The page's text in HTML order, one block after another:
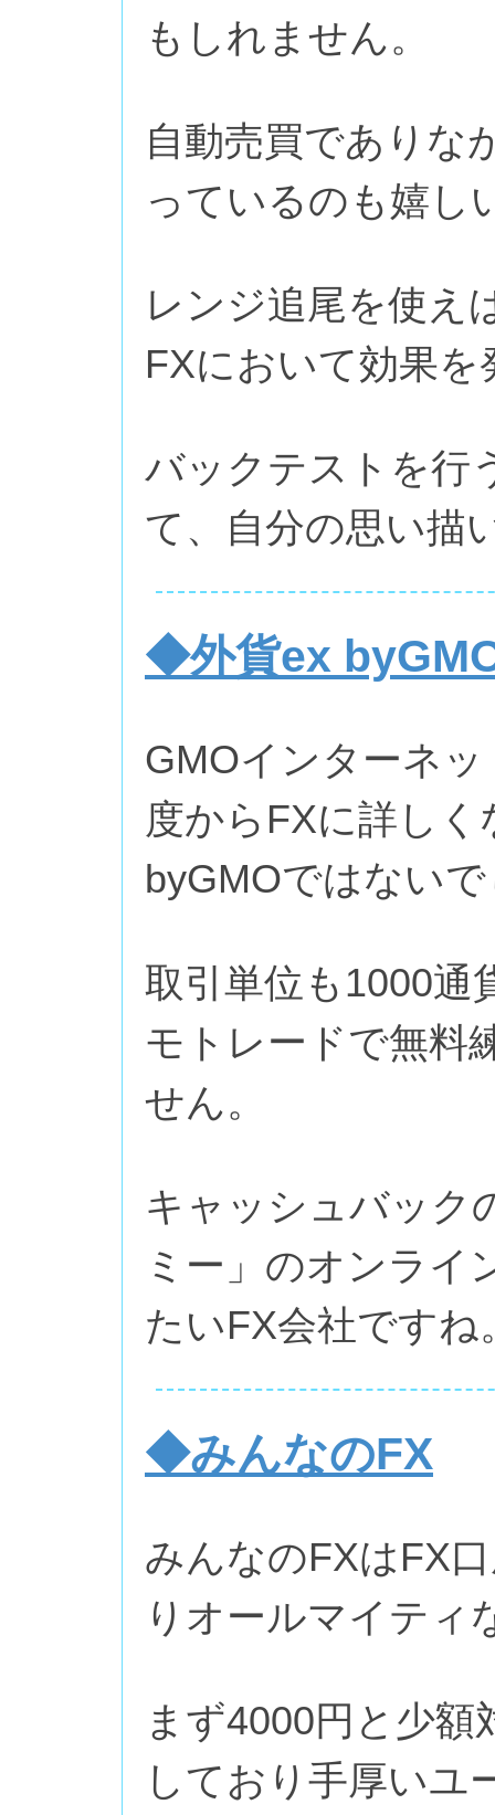
もしれません。
自動売買でありな
っているのも嬉し
レンジ追尾を使え
FXにおいて効果
バックテストを行
て、自分の思い描
◆外貨ex
GMOインターネ
度からFXに詳し
byGMOではない
取引単位も1000通
モトレードで無料
せん。
キャッシュバック
ミー」のオンライ
たいFX会社ですね
◆みんなのFX
みんなのFXはFX
りオールマイティ
まず4000円と少
しており手厚いユ